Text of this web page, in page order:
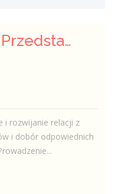
Przedstawiciel / Przedstawicielka ds. sprzedaży ubezpieczeń majątkowych
i rozwijanie relacji z
i dobór odpowiednich